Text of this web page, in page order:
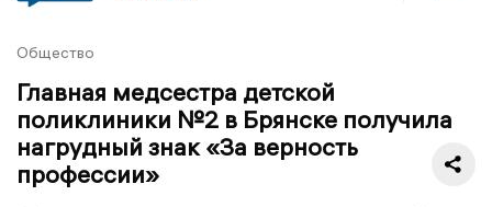
Общество
Главная медсестра детской
поликлиники №2 в Брянске получила
нагрудный знак «За верность
профессии»